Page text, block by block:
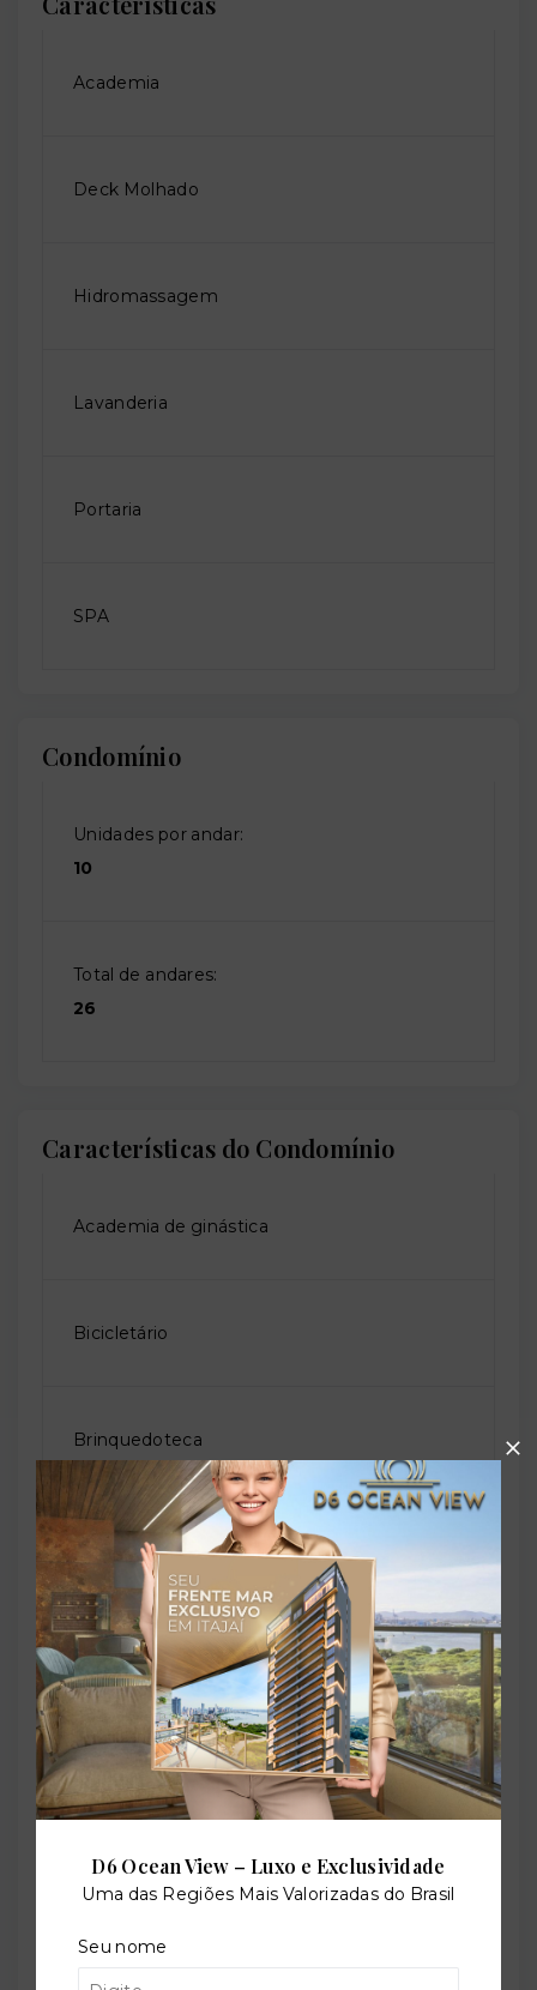
Academia
Deck Molhado
Hidromassagem
Lavanderia
Portaria
SPA
Condomínio
Unidades por andar:
10
Total de andares:
26
Características do Condomínio
Academia de ginástica
Bicicletário
Brinquedoteca
Churrasqueira
Condomínio fechado
Coworking
Elevador de serviço
Elevador social
D6 Ocean View – Luxo e Exclusividade
Uma das Regiões Mais Valorizadas do Brasil
Seu nome